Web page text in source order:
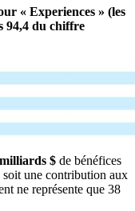
« Experiences » (les
94,4 du chiffre
$ de bénéfices
une contribution aux
ne représente que 38